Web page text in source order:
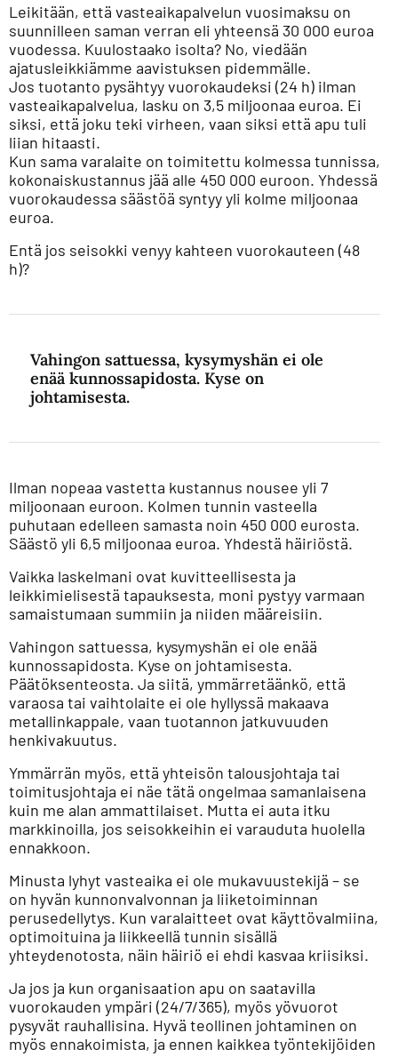
Leikitään, että vasteaikapalvelun vuosimaksu on
suunnilleen saman verran eli yhteensä 30 000 euroa
vuodessa. Kuulostaako isolta? No, viedään
ajatusleikkiämme aavistuksen pidemmälle.
Jos tuotanto pysähtyy vuorokaudeksi (24 h) ilman
vasteaikapalvelua, lasku on 3,5 miljoonaa euroa. Ei
siksi, että joku teki virheen, vaan siksi että apu tuli
liian hitaasti.
Kun sama varalaite on toimitettu kolmessa tunnissa,
kokonaiskustannus jää alle 450 000 euroon. Yhdessä
vuorokaudessa säästöä syntyy yli kolme miljoonaa
euroa.
Entä jos seisokki venyy kahteen vuorokauteen (48
h)?
Vahingon sattuessa, kysymyshän ei ole
enää kunnossapidosta. Kyse on
johtamisesta.
Ilman nopeaa vastetta kustannus nousee yli 7
miljoonaan euroon. Kolmen tunnin vasteella
puhutaan edelleen samasta noin 450 000 eurosta.
Säästö yli 6,5 miljoonaa euroa. Yhdestä häiriöstä.
Vaikka laskelmani ovat kuvitteellisesta ja
leikkimielisestä tapauksesta, moni pystyy varmaan
samaistumaan summiin ja niiden määreisiin.
Vahingon sattuessa, kysymyshän ei ole enää
kunnossapidosta. Kyse on johtamisesta.
Päätöksenteosta. Ja siitä, ymmärretäänkö, että
varaosa tai vaihtolaite ei ole hyllyssä makaava
metallinkappale, vaan tuotannon jatkuvuuden
henkivakuutus.
Ymmärrän myös, että yhteisön talousjohtaja tai
toimitusjohtaja ei näe tätä ongelmaa samanlaisena
kuin me alan ammattilaiset. Mutta ei auta itku
markkinoilla, jos seisokkeihin ei varauduta huolella
ennakkoon.
Minusta lyhyt vasteaika ei ole mukavuustekijä – se
on hyvän kunnonvalvonnan ja liiketoiminnan
perusedellytys. Kun varalaitteet ovat käyttövalmiina,
optimoituina ja liikkeellä tunnin sisällä
yhteydenotosta, näin häiriö ei ehdi kasvaa kriisiksi.
Ja jos ja kun organisaation apu on saatavilla
vuorokauden ympäri (24/7/365), myös yövuorot
pysyvät rauhallisina. Hyvä teollinen johtaminen on
myös ennakoimista, ja ennen kaikkea työntekijöiden